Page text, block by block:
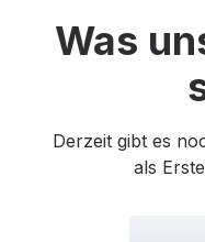
Was
Derzeit gibt es
als